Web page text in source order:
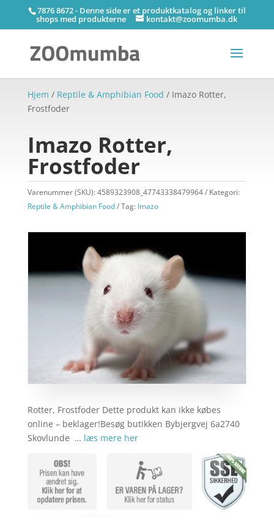
7876 8672 - Denne side er et produktkatalog og linker til
shops med produkterne kontakt@zoomumba.dk
Hjem / Reptile & Amphibian Food / Imazo Rotter,
Frostfoder
Imazo Rotter,
Frostfoder
Varenummer (SKU):4589323908_47743338479964
Kategori:
Reptile & Amphibian Food
Tag: Imazo
Rotter, Frostfoder Dette produkt kan ikke købes
online – beklager!Besøg butikken Bybjergvej 6a2740
Skovlunde … læs mere her